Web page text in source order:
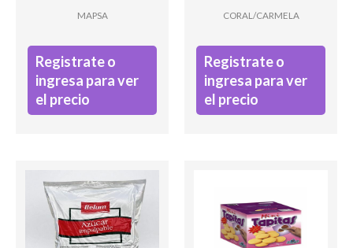
MAPSA
Registrate o
ingresa para ver
el precio
CORAL/CARMELA
Registrate o
ingresa para ver
el precio